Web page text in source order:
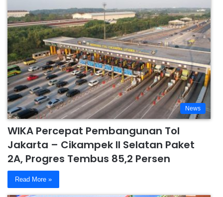
News
WIKA Percepat Pembangunan Tol
Jakarta – Cikampek II Selatan Paket
2A, Progres Tembus 85,2 Persen
Read More »